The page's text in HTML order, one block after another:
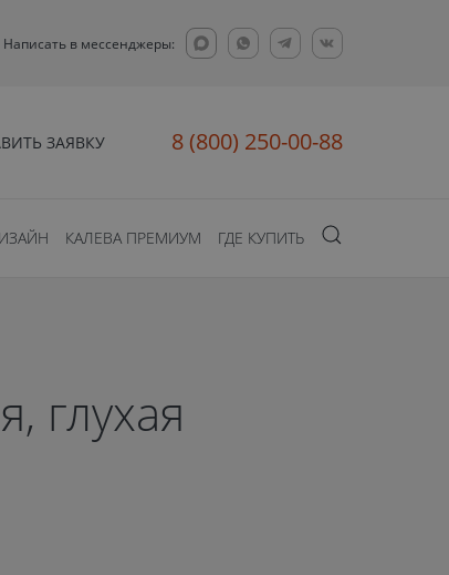
Написать в мессенджеры:
ЗАЯВКУ 8 (800) 250-00-88
КАЛЕВА ПРЕМИУМ ГДЕ КУПИТЬ
глухая